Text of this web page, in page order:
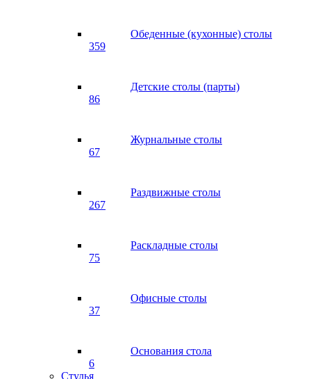
Обеденные (кухонные) столы
359
Детские столы (парты)
86
Журнальные столы
67
Раздвижные столы
267
Раскладные столы
75
Офисные столы
37
Основания стола
6
Стулья